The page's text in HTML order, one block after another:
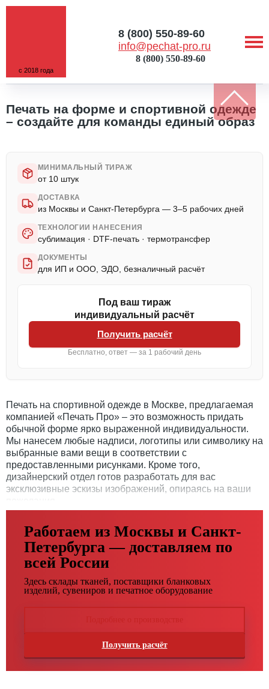
с 2018 года
info@pechat-pro.ru
8 (800) 550-89-60
8 (800) 550-89-60
ГЛАВНАЯ/
Печать на форме и спортивной одежде
– создайте для команды единый образ
МИНИМАЛЬНЫЙ ТИРАЖ
от 10 штук
ДОСТАВКА
из Москвы и Санкт-Петербурга — 3–5 рабочих дней
ТЕХНОЛОГИИ НАНЕСЕНИЯ
сублимация · DTF-печать · термотрансфер
ДОКУМЕНТЫ
для ИП и ООО, ЭДО, безналичный расчёт
Под ваш тираж
индивидуальный расчёт
Получить расчёт
Бесплатно, ответ — за 1 рабочий день
Печать на спортивной одежде в Москве, предлагаемая
компанией «Печать Про» – это возможность придать
обычной форме ярко выраженной индивидуальности.
Мы нанесем любые надписи, логотипы или символику на
выбранные вами вещи в соответствии с
предоставленными рисунками. Кроме того,
дизайнерский отдел готов разработать для вас
эксклюзивные эскизы изображений, опираясь на ваши
Работаем из Москвы и Санкт-
Петербурга — доставляем по
всей России
Здесь склады тканей, поставщики бланковых
изделий, сувениров и печатное оборудование
Получить расчёт